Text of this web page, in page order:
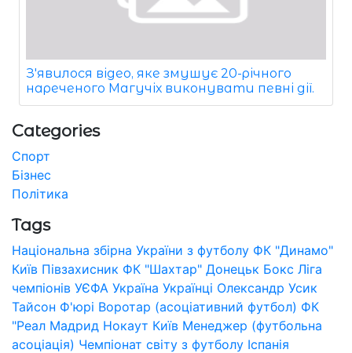
З'явилося відео, яке змушує 20-річного
нареченого Магучіх виконувати певні дії.
Categories
Спорт
Бізнес
Політика
Tags
Національна збірна України з футболу ФК "Динамо"
Київ Півзахисник ФК "Шахтар" Донецьк Бокс Ліга
чемпіонів УЄФА Україна Українці Олександр Усик
Тайсон Ф'юрі Воротар (асоціативний футбол) ФК
"Реал Мадрид Нокаут Київ Менеджер (футбольна
асоціація) Чемпіонат світу з футболу Іспанія